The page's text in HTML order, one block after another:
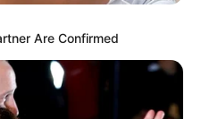
Are Confirmed